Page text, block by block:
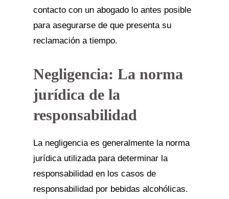
contacto con un abogado lo antes posible
para asegurarse de que presenta su
reclamación a tiempo.
Negligencia: La norma
jurídica de la
responsabilidad
La negligencia es generalmente la norma
jurídica utilizada para determinar la
responsabilidad en los casos de
responsabilidad por bebidas alcohólicas.